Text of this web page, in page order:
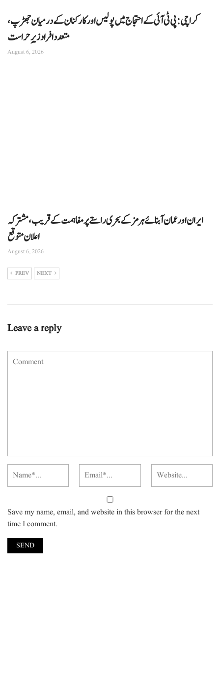
کراچی: پی ٹی آئی کے احتجاج میں پولیس اور کارکنان کے درمیان جھڑپ،
متعدد افراد زیرِ حراست
August 6, 2026
ایران اور عمان آبنائے ہرمز کے بحری راستے پر مفاہمت کے قریب، مشترکہ
اعلان متوقع
August 6, 2026
PREV NEXT
Leave a reply
Save my name, email, and website in this browser for the next
time I comment.